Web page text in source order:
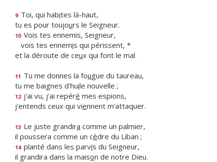
9 Toi, qui habites là-haut,
tu es pour toujours le Seigneur.
10 Vois tes ennemis, Seigneur,
vois tes ennemis qui périssent, *
et la déroute de ceux qui font le mal.
11 Tu me donnes la fougue du taureau,
tu me baignes d'huile nouvelle ;
12 j'ai vu, j'ai repéré mes espions,
j'entends ceux qui viennent m'attaquer.
13 Le juste grandira comme un palmier,
il poussera comme un cèdre du Liban ;
14 planté dans les parvis du Seigneur,
il grandira dans la maison de notre Dieu.